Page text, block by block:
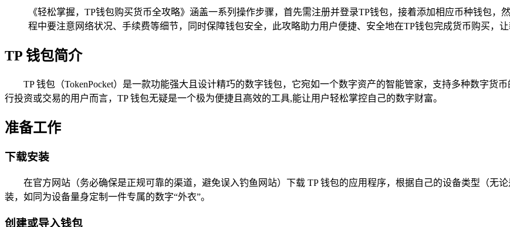
《轻松掌握，TP钱包购买货币全攻略》涵盖一系列操作步骤，首先需注册并登录TP钱包，接着添加相应币种钱包
程中要注意网络状况、手续费等细节，同时保障钱包安全，此攻略助力用户便捷、安全地在TP钱包完成货币购买，
TP 钱包简介
TP 钱包（TokenPocket）是一款功能强大且设计精巧的数字钱包，它宛如一个数字资产的智能管家，支持多种数字货
行投资或交易的用户而言，TP 钱包无疑是一个极为便捷且高效的工具,能让用户轻松掌控自己的数字财富。
准备工作
下载安装
在官方网站（务必确保是正规可靠的渠道，避免误入钓鱼网站）下载 TP 钱包的应用程序，根据自己的设备类型（无
装，如同为设备量身定制一件专属的数字“外衣”。
创建或导入钱包